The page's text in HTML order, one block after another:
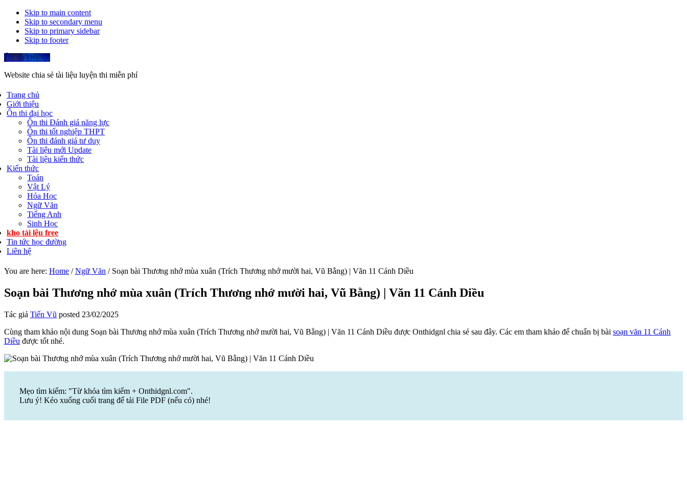
Skip to main content
Skip to secondary menu
Skip to primary sidebar
Skip to footer
Ôn thi ĐGNL
Website chia sẻ tài liệu luyện thi miễn phí
Trang chủ
Giới thiệu
Ôn thi đại học
Ôn thi Đánh giá năng lực
Ôn thi tốt nghiệp THPT
Ôn thi đánh giá tư duy
Tài liệu mới Update
Tài liệu kiến thức
Kiến thức
Toán
Vật Lý
Hóa Học
Ngữ Văn
Tiếng Anh
Sinh Học
kho tài lệu free
Tin tức học đường
Liên hệ
You are here: Home / Ngữ Văn /Soạn bài Thương nhớ mùa xuân (Trích Thương nhớ mười hai, Vũ Bằng) | Văn 11 Cánh Diều
Soạn bài Thương nhớ mùa xuân (Trích Thương nhớ mười hai, Vũ Bằng) | Văn 11 Cánh Diều
Tác giả Tiến Vũ posted 23/02/2025
Cùng tham khảo nội dung Soạn bài Thương nhớ mùa xuân (Trích Thương nhớ mười hai, Vũ Bằng) | Văn 11 Cánh Diều được Onthidgnl chia sẻ sau đây. Các em tham khảo để chuẩn bị bài soạn văn 11 Cánh
Diều được tốt nhé.
Mẹo tìm kiếm: "Từ khóa tìm kiếm + Onthidgnl.com".
Lưu ý! Kéo xuống cuối trang để tải File PDF (nếu có) nhé!